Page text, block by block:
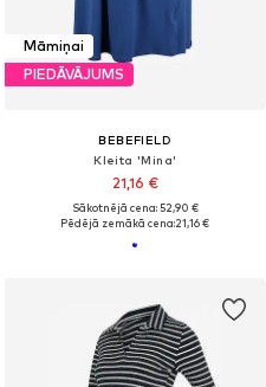
Māmiņai
PIEDĀVĀJUMS
BEBEFIELD
Kleita 'Mina'
21,16 €
Sākotnējā cena: 52,90 €
Pēdējā zemākā cena:21,16 €